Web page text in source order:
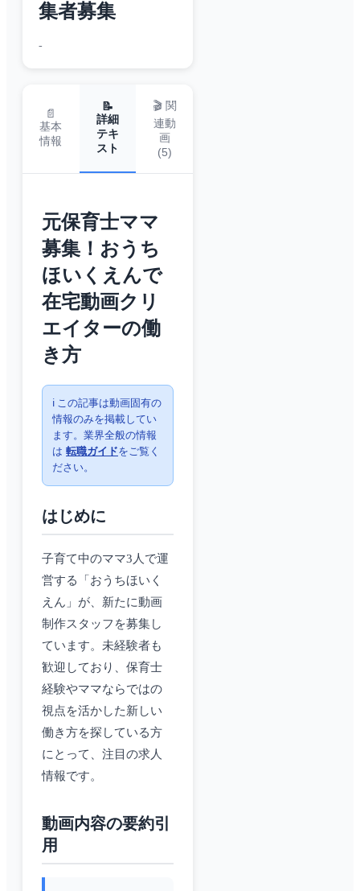
集者募集
-
📄
基本
情報
📝
詳細
テキ
スト
🎬 関
連動
画
(5)
元保育士ママ
募集！おうち
ほいくえんで
在宅動画クリ
エイターの働
き方
ℹ️ この記事は動画固有の
情報のみを掲載してい
ます。業界全般の情報
は 転職ガイドをご覧く
ださい。
はじめに
子育て中のママ3人で運
営する「おうちほいく
えん」が、新たに動画
制作スタッフを募集し
ています。未経験者も
歓迎しており、保育士
経験やママならではの
視点を活かした新しい
働き方を探している方
にとって、注目の求人
情報です。
動画内容の要約引
用